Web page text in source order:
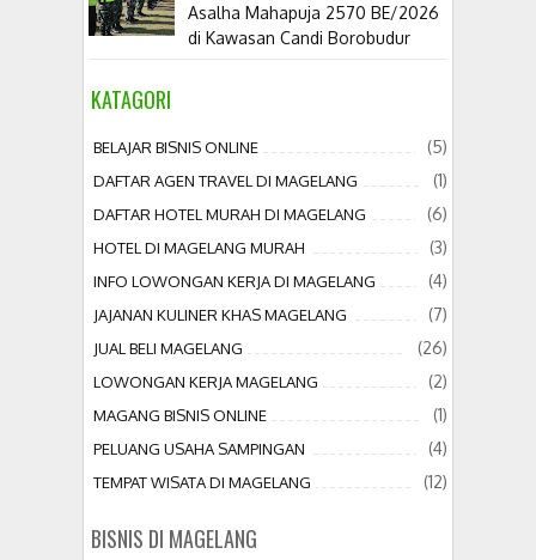
Asalha Mahapuja 2570 BE/2026
di Kawasan Candi Borobudur
KATAGORI
BELAJAR BISNIS ONLINE (5)
DAFTAR AGEN TRAVEL DI MAGELANG (1)
DAFTAR HOTEL MURAH DI MAGELANG (6)
HOTEL DI MAGELANG MURAH (3)
INFO LOWONGAN KERJA DI MAGELANG (4)
JAJANAN KULINER KHAS MAGELANG (7)
JUAL BELI MAGELANG (26)
LOWONGAN KERJA MAGELANG (2)
MAGANG BISNIS ONLINE (1)
PELUANG USAHA SAMPINGAN (4)
TEMPAT WISATA DI MAGELANG (12)
BISNIS DI MAGELANG